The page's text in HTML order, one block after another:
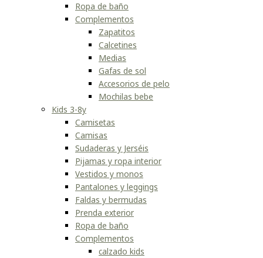
Ropa de baño
Complementos
Zapatitos
Calcetines
Medias
Gafas de sol
Accesorios de pelo
Mochilas bebe
Kids 3-8y
Camisetas
Camisas
Sudaderas y Jerséis
Pijamas y ropa interior
Vestidos y monos
Pantalones y leggings
Faldas y bermudas
Prenda exterior
Ropa de baño
Complementos
calzado kids